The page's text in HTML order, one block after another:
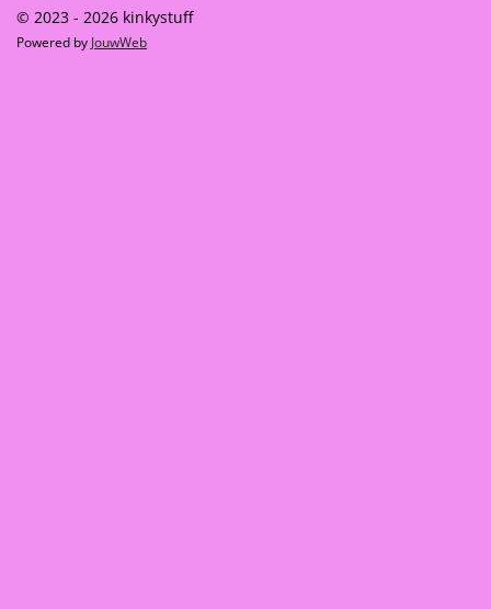
© 2023 - 2026 kinkystuff
Powered by JouwWeb